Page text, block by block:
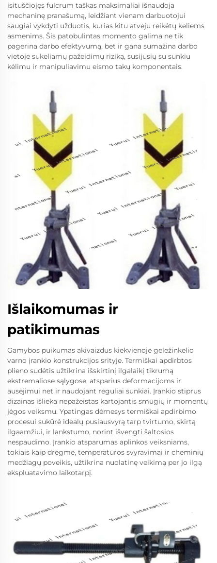
įsituščiojęs fulcrum taškas maksimaliai išnaudoja
mechaninę pranašumą, leidžiant vienam darbuotojui
saugiai vykdyti užduotis, kurias kitu atveju reikėtų keliems
asmenims. Šis patobulintas momento galima ne tik
pagerina darbo efektyvumą, bet ir gana sumažina darbo
vietoje sukeliamų pažeidimų riziką, susijusių su sunkiu
kėlimu ir manipuliavimu eismo takų komponentais.
Išlaikomumas ir
patikimumas
Gamybos puikumas akivaizdus kiekvienoje geležinkelio
varno įrankio konstrukcijos srityje. Termiškai apdirbtos
plieno sudėtis užtikrina išskirtinį ilgalaikį tikrumą
ekstremaliose sąlygose, atsparius deformacijoms ir
ausėjimui net ir naudojant reguliai sunkiai. Įrankio stiprus
dizainas išlieka nepažeistas kartojantis smūgių ir momentų
jėgos veiksmu. Ypatingas dėmesys termiškai apdirbimo
procesui sukūrė idealų pusiausvyrą tarp tvirtumo, skirtą
ilgaamžiui, ir lankstumo, norint išvengti šaltosios
nespaudimo. Įrankio atsparumas aplinkos veiksniams,
tokiais kaip drėgmė, temperatūros svyravimai ir cheminių
medžiagų poveikis, užtikrina nuolatinę veikimą per jo ilgą
ekspluatavimo laikotarpį.